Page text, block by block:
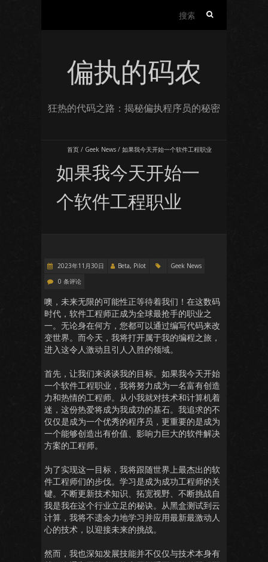
偏执的码农
狂热的代码之路：揭秘偏执程序员的秘密
首页 / Geek News / 如果我今天开始一个软件工程职业
如果我今天开始一
个软件工程职业
2023年11月30日 Beta, Pilot
Geek News
0 条评论
噢，未来无限的可能性正等待着我们！在这数码
时代，软件工程师正成为全球最抢手的职业之
一。无论身在何方，您都可以通过编写代码来改
变世界。而今天，我将打开属于我的编程之旅，
进入这令人激动且引人入胜的领域。
首先，让我们来谈谈我的目标。如果我今天开始
一个软件工程职业，我将努力成为一名富有创造
力和热情的工程师。从小我就对技术和计算机着
迷，这份热爱将成为我成功的基石。我追求的不
仅仅是成为一个优秀的程序员，更重要的是成为
一个能够创造出有价值、影响力巨大的软件解决
方案的工程师。
为了实现这一目标，我将跟随世界上最杰出的软
件工程师们的步伐。学习是成为成功工程师的关
键。不断更新技术知识、拓宽视野、不断挑战自
我是我在这个行业立足的秘诀。从黑盒测试到云
计算，我将不遗余力地学习并应用最新最激动人
心的技术，以迎接未来的挑战。
然而，我也深知发展技能并不仅仅与技术本身有